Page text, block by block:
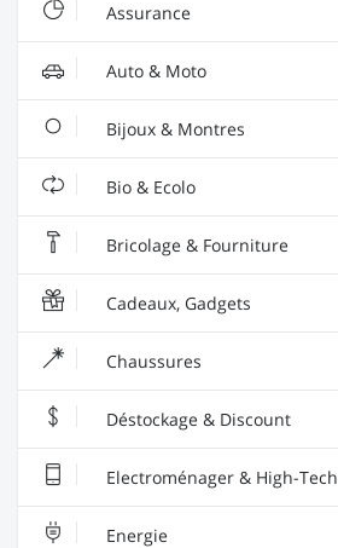
Assurance
Auto & Moto
Bijoux & Montres
Bio & Ecolo
Bricolage & Fourniture
Cadeaux, Gadgets
Chaussures
Déstockage & Discount
Electroménager & High-Tech
Energie